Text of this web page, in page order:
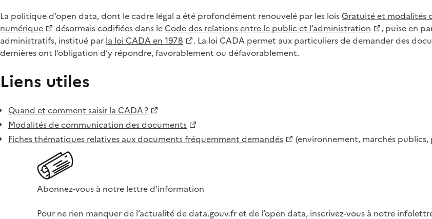
La politique d’open data, dont le cadre légal a été profondément renouvelé par les loisGratuité et modalités
numérique
désormais codifiées dans le Code des relations entre le public et l’administration
, puise en
administratifs, institué par la loi CADA en 1978
. La loi CADA permet aux particuliers de demander des
dernières ont l’obligation d’y répondre, favorablement ou défavorablement.
Liens utiles
Quand et comment saisir la CADA ?
Modalités de communication des documents
Fiches thématiques relatives aux documents fréquemment demandés
(environnement, marchés
Abonnez-vous à notre lettre d'information
Pour ne rien manquer de l’actualité de data.gouv.fr et de l’open data, inscrivez-vous à notre